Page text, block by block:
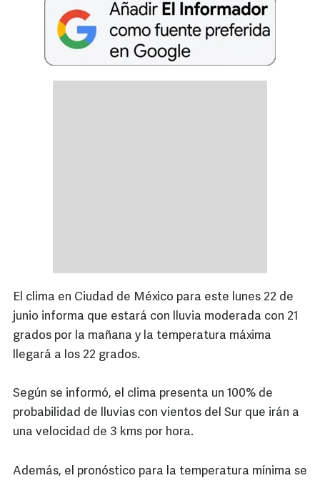
El clima en Ciudad de México para este lunes 22 de
junio informa que estará con lluvia moderada con 21
grados por la mañana y la temperatura máxima
llegará a los 22 grados.
Según se informó, el clima presenta un 100% de
probabilidad de lluvias con vientos del Sur que irán a
una velocidad de 3 kms por hora.
Además, el pronóstico para la temperatura mínima se